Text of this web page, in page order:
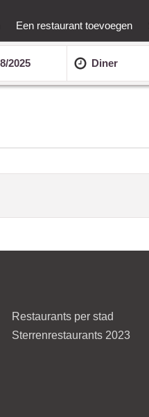
Een restaurant toevoegen
Diner
Restaurants per stad
Sterrenrestaurants 2023